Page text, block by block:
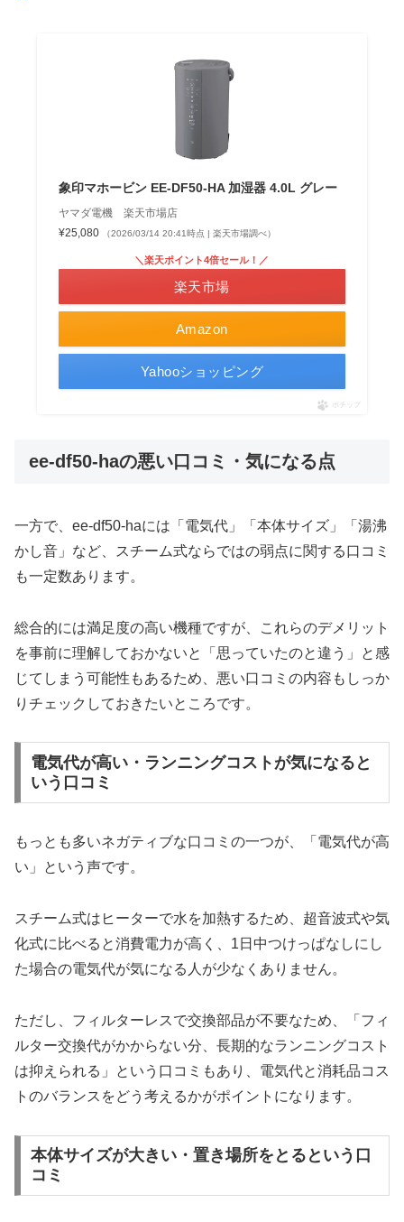
象印マホービン EE-DF50-HA 加湿器 4.0L グレー
ヤマダ電機 楽天市場店
¥25,080
（2026/03/14 20:41時点 | 楽天市場調べ）
Amazon
＼楽天ポイント4倍セール！／
楽天市場
Yahooショッピング
ポチップ
ee-df50-haの悪い口コミ・気になる点
一方で、ee-df50-haには「電気代」「本体サイズ」「湯沸
かし音」など、スチーム式ならではの弱点に関する口コミ
も一定数あります。
総合的には満足度の高い機種ですが、これらのデメリット
を事前に理解しておかないと「思っていたのと違う」と感
じてしまう可能性もあるため、悪い口コミの内容もしっか
りチェックしておきたいところです。​
電気代が高い・ランニングコストが気になると
いう口コミ
もっとも多いネガティブな口コミの一つが、「電気代が高
い」という声です。
​スチーム式はヒーターで水を加熱するため、超音波式や気
化式に比べると消費電力が高く、1日中つけっぱなしにし
た場合の電気代が気になる人が少なくありません。
ただし、フィルターレスで交換部品が不要なため、「フィ
ルター交換代がかからない分、長期的なランニングコスト
は抑えられる」という口コミもあり、電気代と消耗品コス
トのバランスをどう考えるかがポイントになります。
本体サイズが大きい・置き場所をとるという口
コミ